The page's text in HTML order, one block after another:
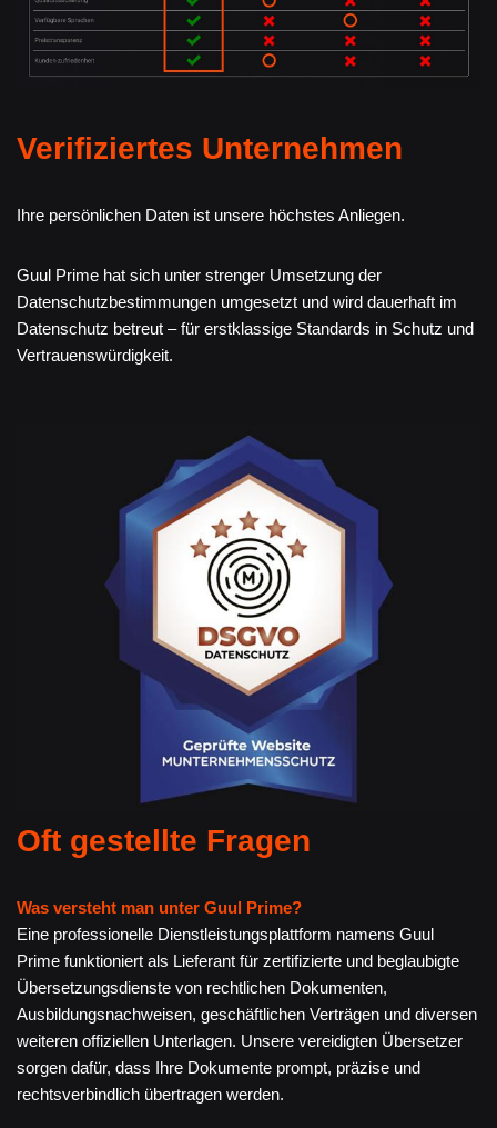
Verifiziertes Unternehmen
Ihre persönlichen Daten ist unsere höchstes Anliegen.
Guul Prime hat sich unter strenger Umsetzung der
Datenschutzbestimmungen umgesetzt und wird dauerhaft im
Datenschutz betreut – für erstklassige Standards in Schutz und
Vertrauenswürdigkeit.
Oft gestellte Fragen
Was versteht man unter Guul Prime?
Eine professionelle Dienstleistungsplattform namens Guul
Prime funktioniert als Lieferant für zertifizierte und beglaubigte
Übersetzungsdienste von rechtlichen Dokumenten,
Ausbildungsnachweisen, geschäftlichen Verträgen und diversen
weiteren offiziellen Unterlagen. Unsere vereidigten Übersetzer
sorgen dafür, dass Ihre Dokumente prompt, präzise und
rechtsverbindlich übertragen werden.